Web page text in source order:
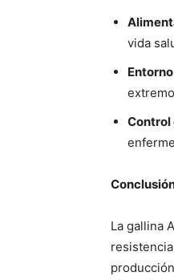
vida
Control
La gallina